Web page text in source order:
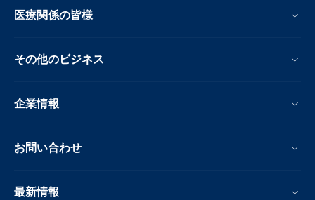
医療関係の皆様
その他のビジネス
企業情報
お問い合わせ
最新情報